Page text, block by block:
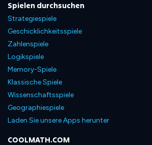
Spielen durchsuchen
Strategiespiele
Geschicklichkeitsspiele
Zahlenspiele
Logikspiele
Memory-Spiele
Klassische Spiele
Wissenschaftsspiele
Geographiespiele
Laden Sie unsere Apps herunter
COOLMATH.COM